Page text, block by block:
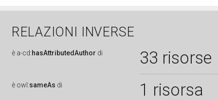
RELAZIONI INVERSE
è a-cd:hasAttributedAuthor di 33 risorse
è owl:sameAs di 1 risorsa